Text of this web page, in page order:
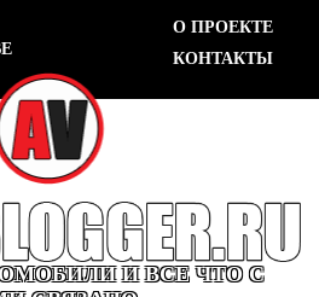
О ПРОЕКТЕ
КОНТАКТЫ
И ВСЕ ЧТО С